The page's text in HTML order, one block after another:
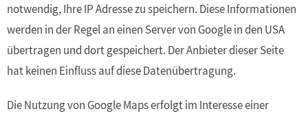
notwendig, Ihre IP Adresse zu speichern. Diese Informationen
werden in der Regel an einen Server von Google in den USA
übertragen und dort gespeichert. Der Anbieter dieser Seite
hat keinen Einfluss auf diese Datenübertragung.
Die Nutzung von Google Maps erfolgt im Interesse einer